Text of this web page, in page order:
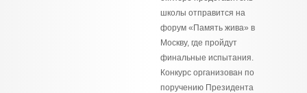
школы отправится на
форум «Память жива» в
Москву, где пройдут
финальные испытания.
Конкурс организован по
поручению Президента